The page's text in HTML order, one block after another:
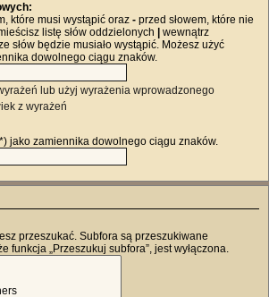
które musi wystąpić oraz - przed słowem, które nie
listę słów oddzielonych
wewnątrz
słów będzie musiało wystąpić. Możesz użyć
dowolnego ciągu znaków.
lub użyj wyrażenia wprowadzonego
z wyrażeń
jako zamiennika dowolnego ciągu znaków.
przeszukać. Subfora są przeszukiwane
funkcja „Przeszukuj subfora”, jest wyłączona.